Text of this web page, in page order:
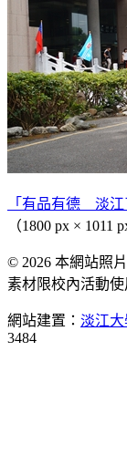
「有品有德 淡江
（1800 px × 1011
© 2026 本網站照
素材限校內活動
網站建置： 淡江大
3484